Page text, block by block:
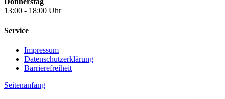
Donnerstag
13:00 - 18:00 Uhr
Service
Impressum
Datenschutzerklärung
Barrierefreiheit
Seitenanfang